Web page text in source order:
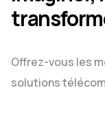
Offrez-vous les
solutions